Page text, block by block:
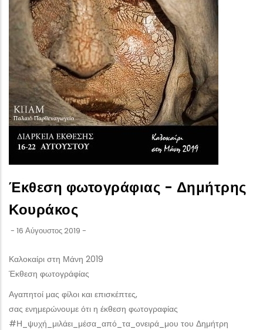
Έκθεση φωτογράφιας - Δημήτρης
Κουράκος
- 16 Αύγουστος 2019 -
Καλοκαίρι στη Μάνη 2019
Έκθεση φωτογράφίας
Αγαπητοί μας φίλοι και επισκέπτες,
σας ενημερώνουμε ότι η έκθεση φωτογραφίας
#Η_ψυχή_μιλάει_μέσα_από_τα_ονειρά_μου του Δημήτρη